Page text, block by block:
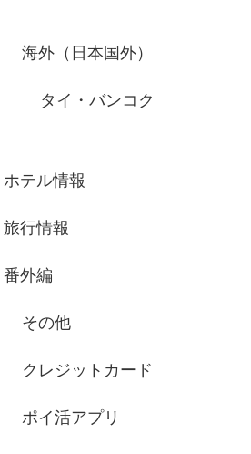
海外（日本国外）
タイ・バンコク
ホテル情報
旅行情報
番外編
その他
クレジットカード
ポイ活アプリ